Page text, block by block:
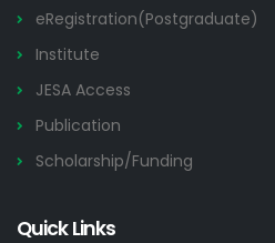
eRegistration(Postgraduate)
Institute
JESA Access
Publication
Scholarship/Funding
Quick Links